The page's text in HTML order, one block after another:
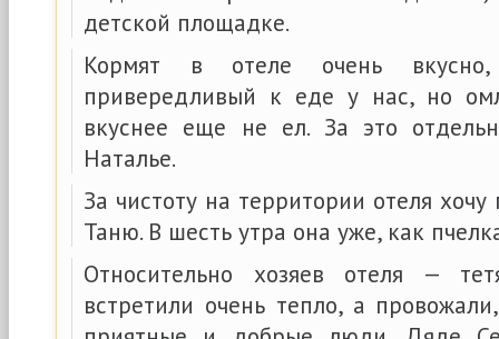
детской площадке.
Кормят в отеле очень
привередливый к еде у нас, но
вкуснее еще не ел. За это
Наталье.
За чистоту на территории отеля
Таню. В шесть утра она уже, как
Относительно хозяев отеля —
встретили очень тепло, а